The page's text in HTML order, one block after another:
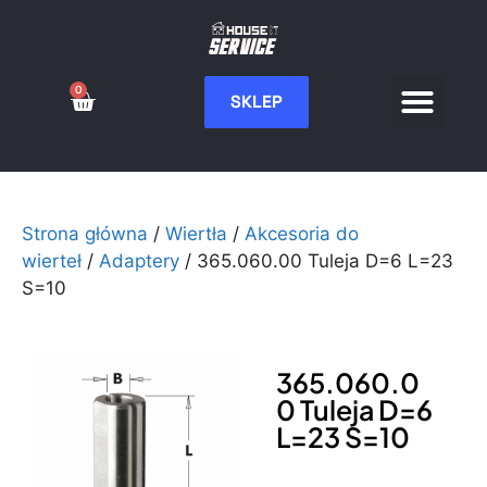
SKLEP
0
Strona główna / Wiertła / Akcesoria do
wierteł / Adaptery / 365.060.00 Tuleja D=6 L=23
S=10
365.060.0
0 Tuleja D=6
L=23 S=10